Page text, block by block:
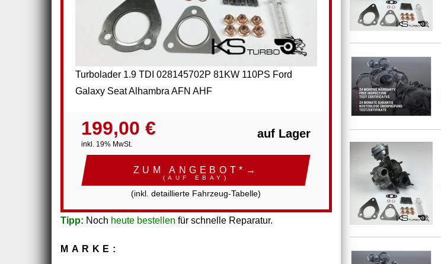
Turbolader 1.9 TDI 028145702P 81KW 110PS Ford
Galaxy Seat Alhambra AFN AHF
199,00 €
inkl. 19% MwSt.
auf Lager
ZUM ANGEBOT*→
(AUF EBAY)
(inkl. detaillierte Fahrzeug-Tabelle)
Tipp: Noch heute bestellen für schnelle Reparatur.
MARKE: